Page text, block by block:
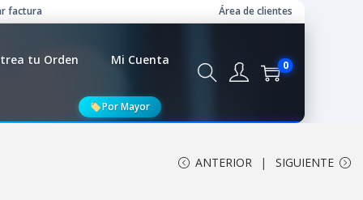
factura Área de clientes
tu Orden Mi Cuenta
Por Mayor
0
ANTERIOR SIGUIENTE